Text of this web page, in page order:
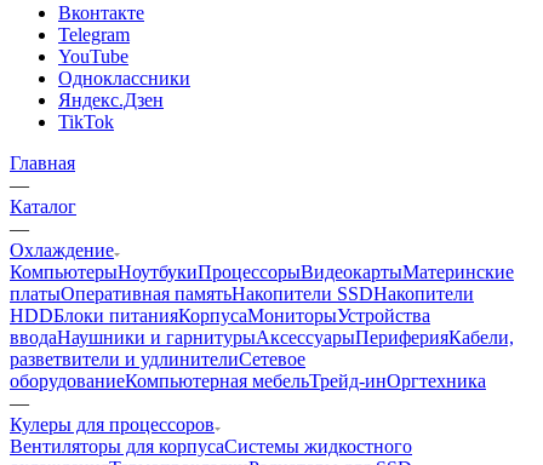
Вконтакте
Telegram
YouTube
Одноклассники
Яндекс.Дзен
TikTok
Главная
—
Каталог
—
Охлаждение
КомпьютерыНоутбукиПроцессорыВидеокартыМатеринские
платыОперативная памятьНакопители SSDНакопители
HDDБлоки питанияКорпусаМониторыУстройства
вводаНаушники и гарнитурыАксессуарыПериферияКабели,
разветвители и удлинителиСетевое
оборудованиеКомпьютерная мебельТрейд-инОргтехника
—
Кулеры для процессоров
Вентиляторы для корпусаСистемы жидкостного